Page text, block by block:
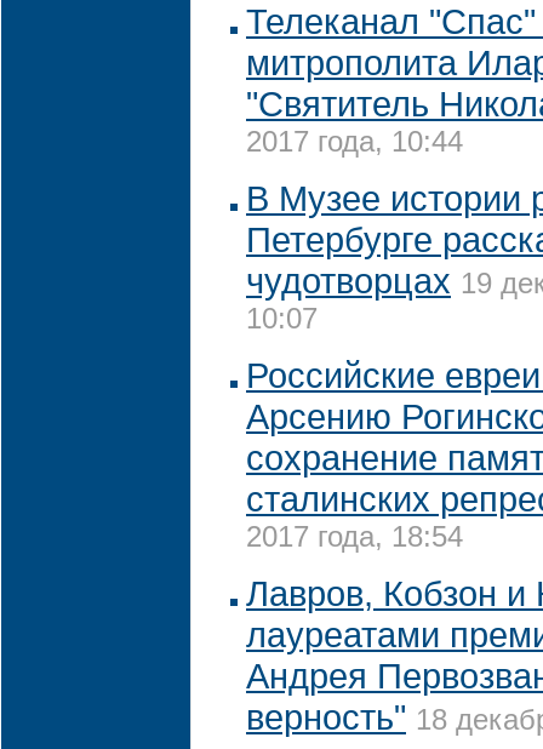
Телеканал
митрополита
"Святитель
2017 года, 10:44
В Музее истории
Петербурге
чудотворцах 19
10:07
Российские
Арсению
сохранение
сталинских
2017 года, 18:54
Лавров, Кобзон и
лауреатами
Андрея
верность" 18